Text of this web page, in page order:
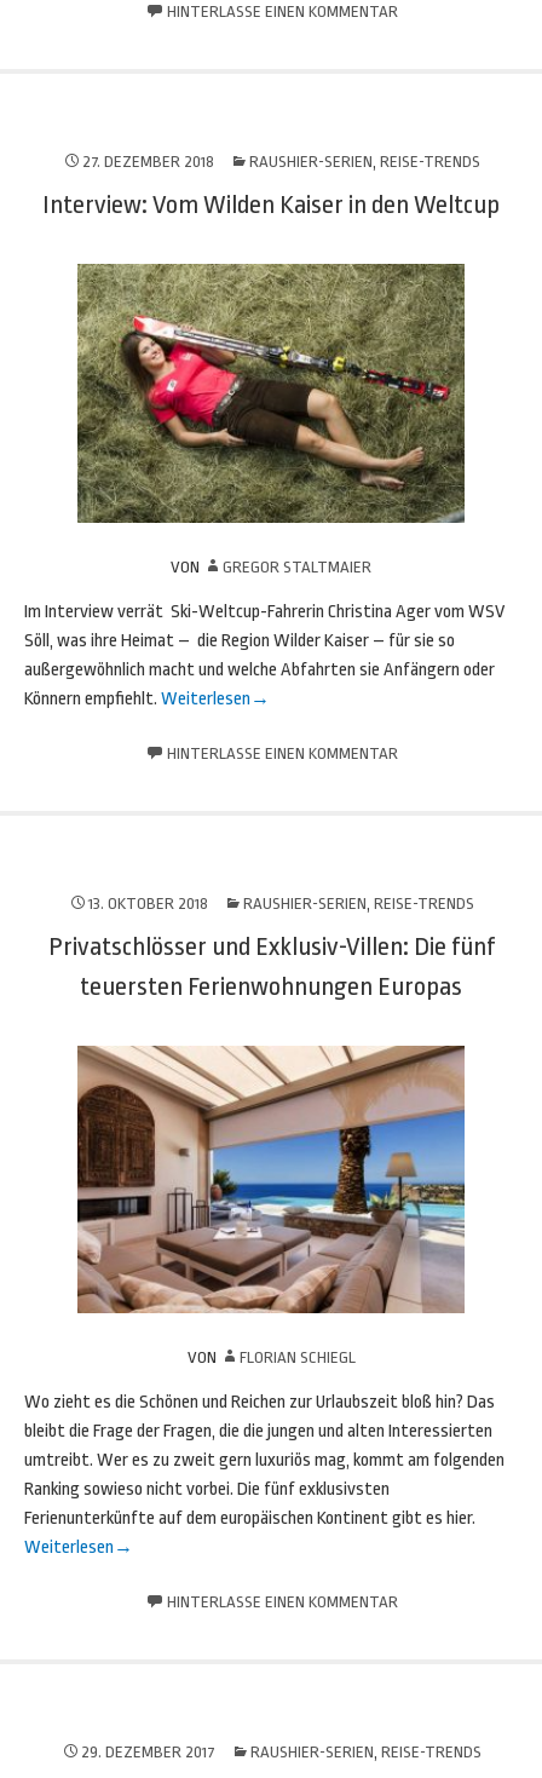
HINTERLASSE EINEN KOMMENTAR
27. DEZEMBER 2018 RAUSHIER-SERIEN, REISE-TRENDS
Interview: Vom Wilden Kaiser in den Weltcup
VON GREGOR STALTMAIER
Im Interview verrät Ski-Weltcup-Fahrerin Christina Ager vom WSV
Söll, was ihre Heimat – die Region Wilder Kaiser – für sie so
außergewöhnlich macht und welche Abfahrten sie Anfängern oder
Könnern empfiehlt. Weiterlesen →
HINTERLASSE EINEN KOMMENTAR
13. OKTOBER 2018 RAUSHIER-SERIEN REISE-TRENDS
Privatschlösser und Exklusiv-Villen: Die fünf
teuersten Ferienwohnungen Europas
VON FLORIAN SCHIEGL
Wo zieht es die Schönen und Reichen zur Urlaubszeit bloß hin? Das
bleibt die Frage der Fragen, die die jungen und alten Interessierten
umtreibt. Wer es zu zweit gern luxuriös mag, kommt am folgenden
Ranking sowieso nicht vorbei. Die fünf exklusivsten
Ferienunterkünfte auf dem europäischen Kontinent gibt es hier.
Weiterlesen →
HINTERLASSE EINEN KOMMENTAR
29. DEZEMBER 2017 RAUSHIER-SERIEN, REISE-TRENDS